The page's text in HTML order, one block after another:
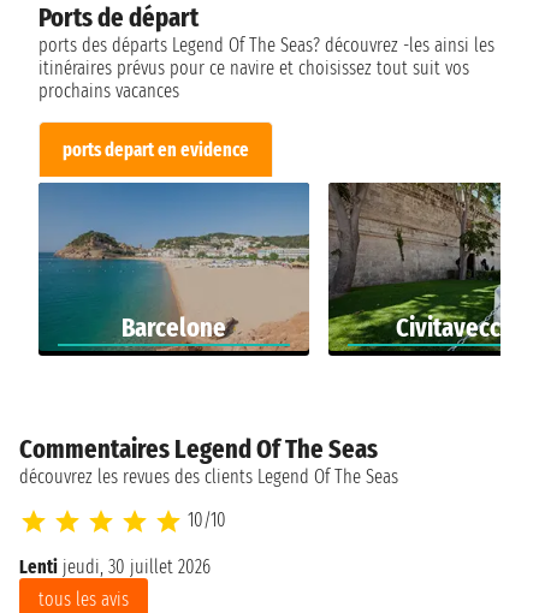
Ports de départ
ports des départs Legend Of The Seas? découvrez -les ainsi les
itinéraires prévus pour ce navire et choisissez tout suit vos
prochains vacances
ports depart en evidence
Barcelone Civitavecchia
Commentaires Legend Of The Seas
découvrez les revues des clients Legend Of The Seas
10/10
Lenti jeudi, 30 juillet 2026
tous les avis